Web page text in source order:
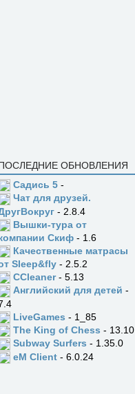
ОБНОВЛЕНИЯ
Садись 5 -
Чат для друзей.
- 2.8.4
Вышки-тура от
Скиф - 1.6
Качественные матрасы
Sleep&fly - 2.5.2
CCleaner- 5.13
Английский для детей -
LiveGames - 1_85
The King of Chess - 13.10
Subway Surfers - 1.35.0
eM Client - 6.0.24